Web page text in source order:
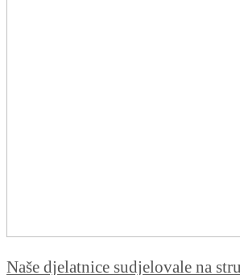
Naše djelatnice sudjelovale na